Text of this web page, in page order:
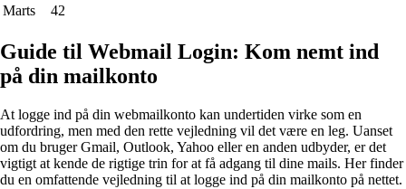
Marts
42
Guide til Webmail Login: Kom nemt ind
på din mailkonto
At logge ind på din webmailkonto kan undertiden virke som en
udfordring, men med den rette vejledning vil det være en leg. Uanset
om du bruger Gmail, Outlook, Yahoo eller en anden udbyder, er det
vigtigt at kende de rigtige trin for at få adgang til dine mails. Her finder
du en omfattende vejledning til at logge ind på din mailkonto på nettet.